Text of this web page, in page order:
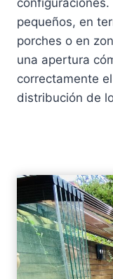
pequeños, en
porches o en
una apertura
correctamente
distribución de